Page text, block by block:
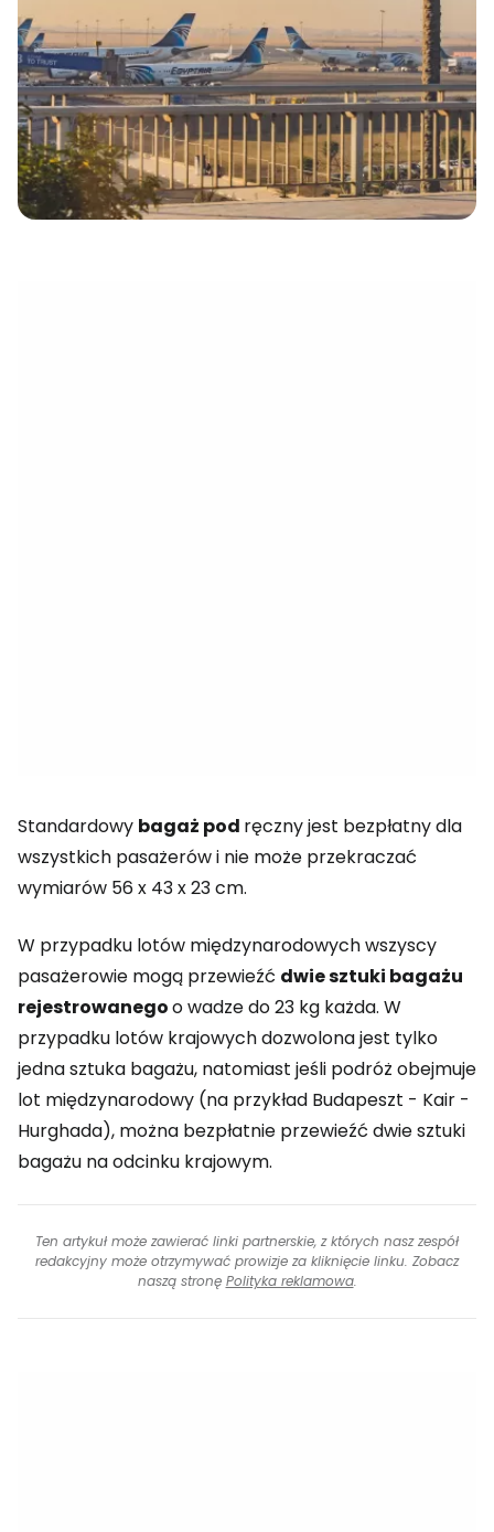
Standardowy bagaż pod ręczny jest bezpłatny dla
wszystkich pasażerów i nie może przekraczać
wymiarów 56 x 43 x 23 cm.
W przypadku lotów międzynarodowych wszyscy
pasażerowie mogą przewieźć dwie sztuki bagażu
rejestrowanegoo wadze do 23 kg każda. W
przypadku lotów krajowych dozwolona jest tylko
jedna sztuka bagażu, natomiast jeśli podróż obejmuje
lot międzynarodowy (na przykład Budapeszt - Kair -
Hurghada), można bezpłatnie przewieźć dwie sztuki
bagażu na odcinku krajowym.
Ten artykuł może zawierać linki partnerskie, z których nasz zespół
redakcyjny może otrzymywać prowizje za kliknięcie linku. Zobacz
naszą stronę Polityka reklamowa.